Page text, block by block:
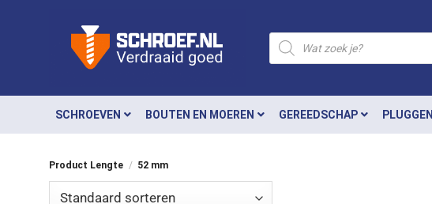
Producten
zoeken
SCHROEVEN BOUTEN EN MOEREN GEREEDSCHAP PLUGGEN
Product Lengte / 52 mm